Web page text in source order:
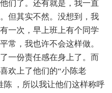
们了。还有就是，我一直
但其实不然。没想到，我
一次，早上班上有个同学
常，我也许不会这样做。
一份责任感在身上了。而
欢上了他们的“小陈老
陈 ，所以我让他们这样称呼